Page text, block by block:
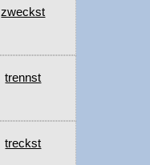
zweckst
trennst
treckst